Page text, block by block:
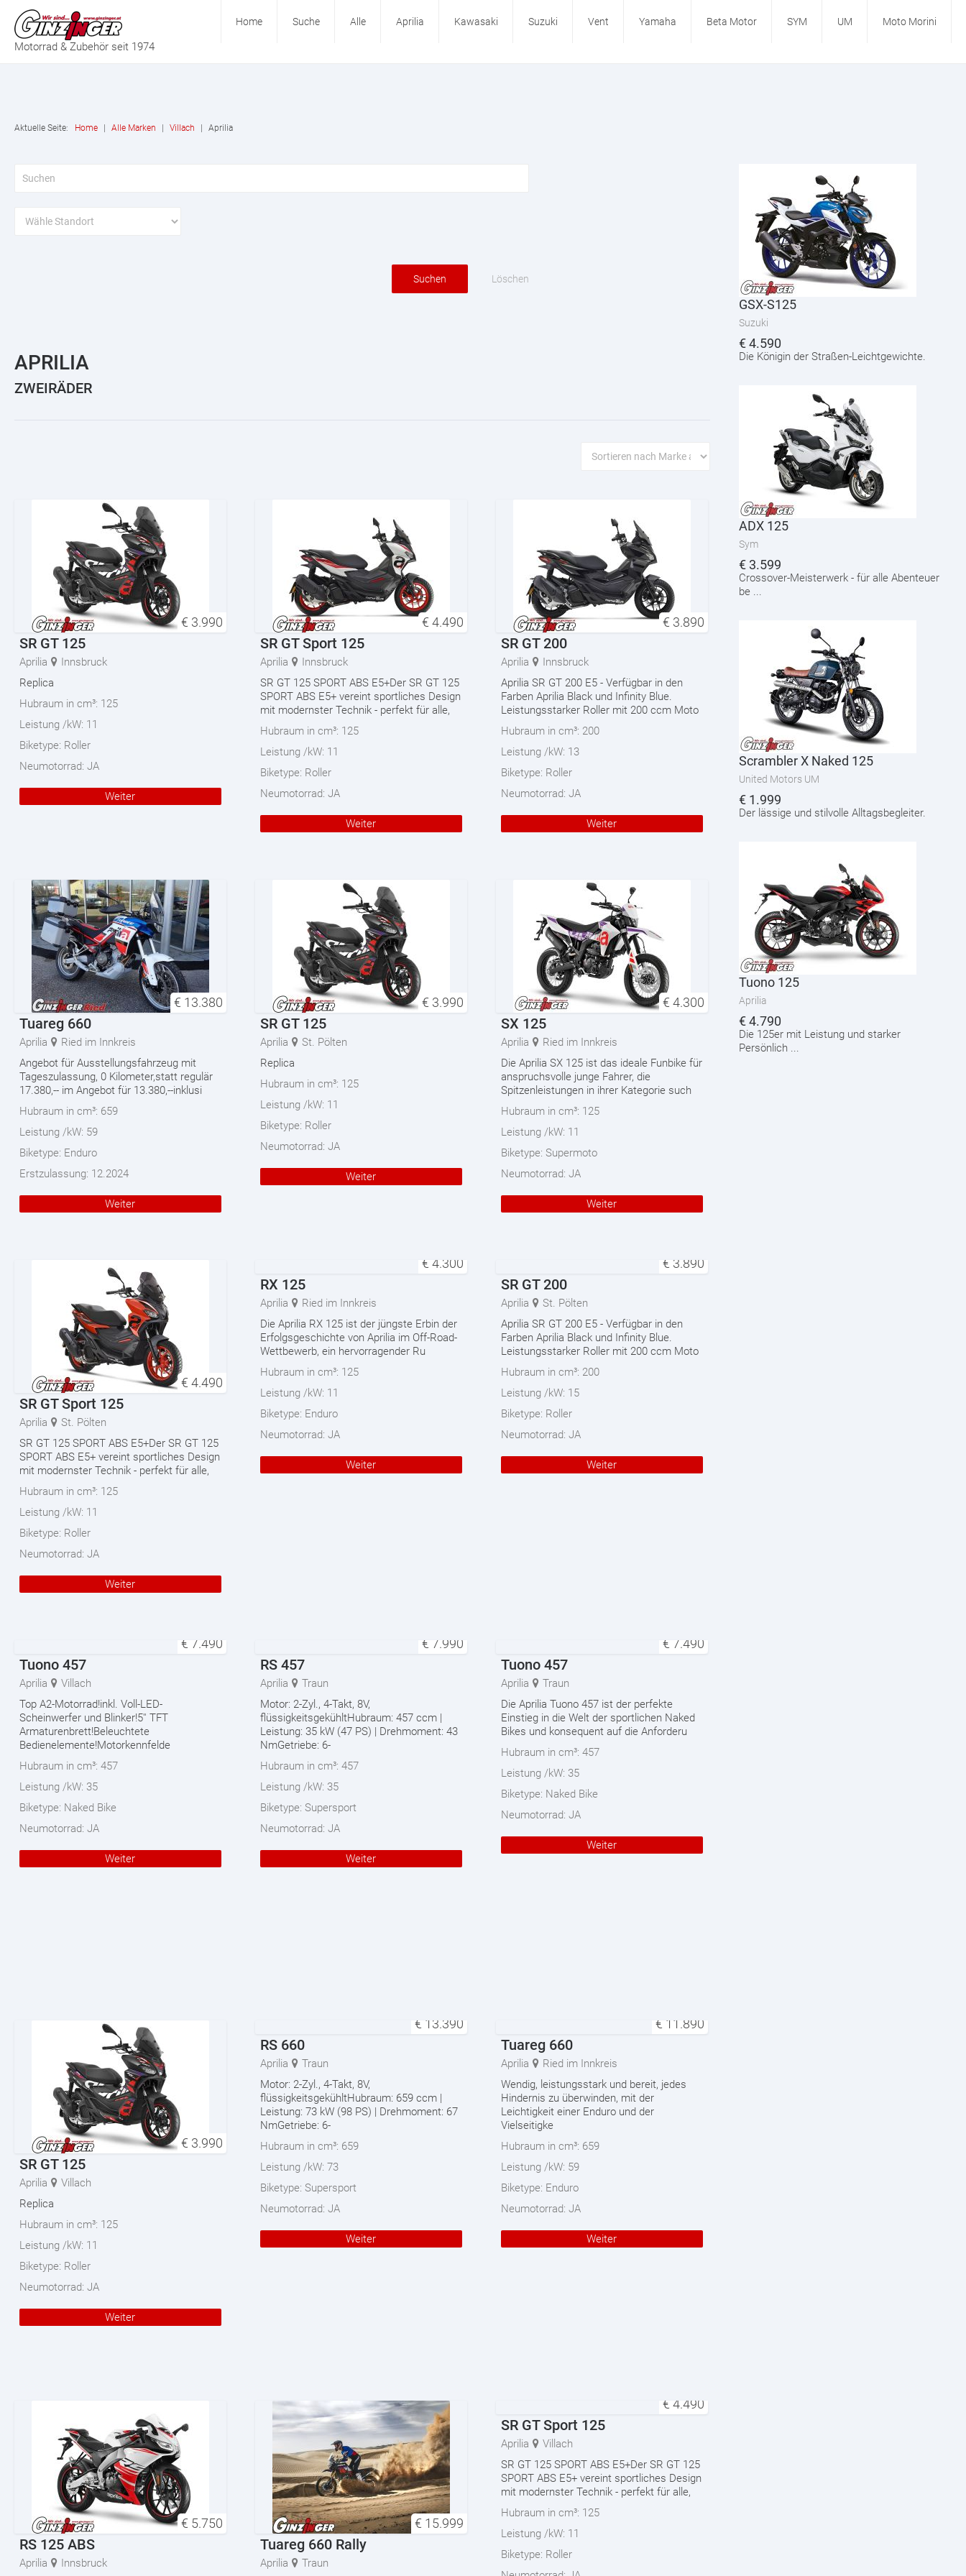
Motorrad & Zubehör seit 1974
Home Suche Alle Aprilia Kawasaki Suzuki Vent Yamaha Beta Motor SYM UM Moto Morini
Aktuelle Seite: Home Alle Marken Villach Aprilia
Suchen Löschen
APRILIA
ZWEIRÄDER
€ 3.990
SR GT 125
Aprilia
Innsbruck
Replica
Hubraum in cm³: 125
Leistung /kW: 11
Biketype: Roller
Neumotorrad: JA
Weiter
€ 4.490
SR GT Sport 125
Aprilia
Innsbruck
SR GT 125 SPORT ABS E5+Der SR GT 125
SPORT ABS E5+ vereint sportliches Design
mit modernster Technik - perfekt für alle,
Hubraum in cm³: 125
Leistung /kW: 11
Biketype: Roller
Neumotorrad: JA
Weiter
€ 3.890
SR GT 200
Aprilia
Innsbruck
Aprilia SR GT 200 E5 - Verfügbar in den
Farben Aprilia Black und Infinity Blue.
Leistungsstarker Roller mit 200 ccm Moto
Hubraum in cm³: 200
Leistung /kW: 13
Biketype: Roller
Neumotorrad: JA
Weiter
€ 13.380
Tuareg 660
Aprilia
Ried im Innkreis
Angebot für Ausstellungsfahrzeug mit
Tageszulassung, 0 Kilometer,statt regulär
17.380,-- im Angebot für 13.380,--inklusi
Hubraum in cm³: 659
Leistung /kW: 59
Biketype: Enduro
Erstzulassung: 12.2024
Weiter
€ 3.990
SR GT 125
Aprilia
St. Pölten
Replica
Hubraum in cm³: 125
Leistung /kW: 11
Biketype: Roller
Neumotorrad: JA
Weiter
€ 4.300
SX 125
Aprilia
Ried im Innkreis
Die Aprilia SX 125 ist das ideale Funbike für
anspruchsvolle junge Fahrer, die
Spitzenleistungen in ihrer Kategorie such
Hubraum in cm³: 125
Leistung /kW: 11
Biketype: Supermoto
Neumotorrad: JA
Weiter
€ 4.490
SR GT Sport 125
Aprilia
St. Pölten
SR GT 125 SPORT ABS E5+Der SR GT 125
SPORT ABS E5+ vereint sportliches Design
mit modernster Technik - perfekt für alle,
Hubraum in cm³: 125
Leistung /kW: 11
Biketype: Roller
Neumotorrad: JA
Weiter
€ 4.300
RX 125
Aprilia
Ried im Innkreis
Die Aprilia RX 125 ist der jüngste Erbin der
Erfolgsgeschichte von Aprilia im Off-Road-
Wettbewerb, ein hervorragender Ru
Hubraum in cm³: 125
Leistung /kW: 11
Biketype: Enduro
Neumotorrad: JA
Weiter
€ 3.890
SR GT 200
Aprilia
St. Pölten
Aprilia SR GT 200 E5 - Verfügbar in den
Farben Aprilia Black und Infinity Blue.
Leistungsstarker Roller mit 200 ccm Moto
Hubraum in cm³: 200
Leistung /kW: 15
Biketype: Roller
Neumotorrad: JA
Weiter
€ 7.490
Tuono 457
Aprilia
Villach
Top A2-Motorrad!inkl. Voll-LED-
Scheinwerfer und Blinker!5'' TFT
Armaturenbrett!Beleuchtete
Bedienelemente!Motorkennfelde
Hubraum in cm³: 457
Leistung /kW: 35
Biketype: Naked Bike
Neumotorrad: JA
Weiter
€ 7.990
RS 457
Aprilia
Traun
Motor: 2-Zyl., 4-Takt, 8V,
flüssigkeitsgekühltHubraum: 457 ccm |
Leistung: 35 kW (47 PS) | Drehmoment: 43
NmGetriebe: 6-
Hubraum in cm³: 457
Leistung /kW: 35
Biketype: Supersport
Neumotorrad: JA
Weiter
€ 7.490
Tuono 457
Aprilia
Traun
Die Aprilia Tuono 457 ist der perfekte
Einstieg in die Welt der sportlichen Naked
Bikes und konsequent auf die Anforderu
Hubraum in cm³: 457
Leistung /kW: 35
Biketype: Naked Bike
Neumotorrad: JA
Weiter
€ 3.990
SR GT 125
Aprilia
Villach
Replica
Hubraum in cm³: 125
Leistung /kW: 11
Biketype: Roller
Neumotorrad: JA
Weiter
€ 13.390
RS 660
Aprilia
Traun
Motor: 2-Zyl., 4-Takt, 8V,
flüssigkeitsgekühltHubraum: 659 ccm |
Leistung: 73 kW (98 PS) | Drehmoment: 67
NmGetriebe: 6-
Hubraum in cm³: 659
Leistung /kW: 73
Biketype: Supersport
Neumotorrad: JA
Weiter
€ 11.890
Tuareg 660
Aprilia
Ried im Innkreis
Wendig, leistungsstark und bereit, jedes
Hindernis zu überwinden, mit der
Leichtigkeit einer Enduro und der
Vielseitigke
Hubraum in cm³: 659
Leistung /kW: 59
Biketype: Enduro
Neumotorrad: JA
Weiter
€ 5.750
RS 125 ABS
Aprilia Innsbruck
€ 15.999
Tuareg 660 Rally
Aprilia Traun
€ 4.490
SR GT Sport 125
Aprilia
Villach
SR GT 125 SPORT ABS E5+Der SR GT 125
SPORT ABS E5+ vereint sportliches Design
mit modernster Technik - perfekt für alle,
Hubraum in cm³: 125
Leistung /kW: 11
Biketype: Roller
GSX-S125
Suzuki
€4.590
Die Königin der Straßen-Leichtgewichte.
ADX 125
Sym
€ 3.599
Crossover-Meisterwerk - für alle Abenteuer
be ...
Scrambler X Naked 125
United Motors UM
€ 1.999
Der lässige und stilvolle Alltagsbegleiter.
Tuono 125
Aprilia
€4.790
Die 125er mit Leistung und starker
Persönlich ...